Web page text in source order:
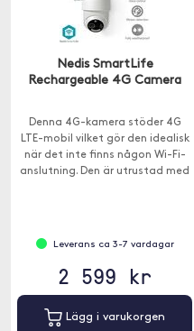
Nedis SmartLife
Rechargeable 4G Camera
Denna 4G-kamera stöder 4G
LTE-mobil vilket gör den idealisk
när det inte finns någon Wi-Fi-
anslutning. Den är utrustad med
Leverans ca 3-7 vardagar
2 599 kr
Lägg i varukorgen